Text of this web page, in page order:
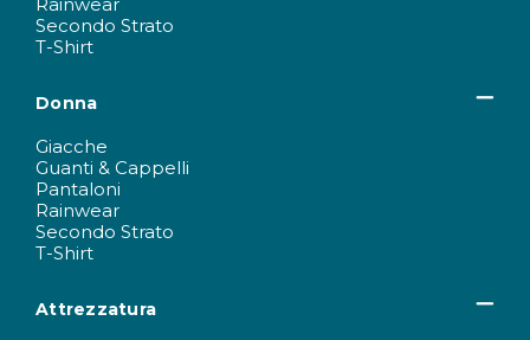
Rainwear
Secondo Strato
T-Shirt
Donna
Giacche
Guanti & Cappelli
Pantaloni
Rainwear
Secondo Strato
T-Shirt
Attrezzatura